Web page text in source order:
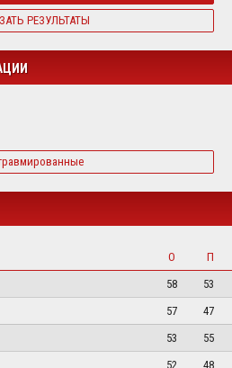
РЕЗУЛЬТАТЫ
О
П
58
53
57
47
53
55
52 48